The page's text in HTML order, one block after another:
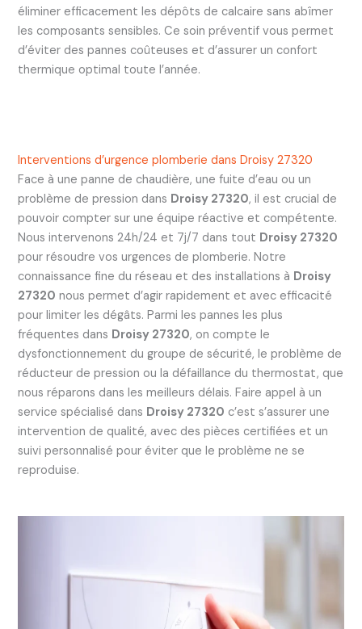
éliminer efficacement les dépôts de calcaire sans abîmer
les composants sensibles. Ce soin préventif vous permet
d’éviter des pannes coûteuses et d’assurer un confort
thermique optimal toute l’année.
Interventions d’urgence plomberie dans Droisy 27320
Face à une panne de chaudière, une fuite d’eau ou un
problème de pression dans Droisy 27320, il est crucial de
pouvoir compter sur une équipe réactive et compétente.
Nous intervenons 24h/24 et 7j/7 dans tout Droisy 27320
pour résoudre vos urgences de plomberie. Notre
connaissance fine du réseau et des installations à Droisy
27320 nous permet d’agir rapidement et avec efficacité
pour limiter les dégâts. Parmi les pannes les plus
fréquentes dans Droisy 27320, on compte le
dysfonctionnement du groupe de sécurité, le problème de
réducteur de pression ou la défaillance du thermostat, que
nous réparons dans les meilleurs délais. Faire appel à un
service spécialisé dans Droisy 27320 c’est s’assurer une
intervention de qualité, avec des pièces certifiées et un
suivi personnalisé pour éviter que le problème ne se
reproduise.